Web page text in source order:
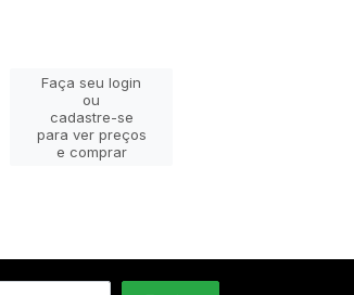
Faça seu login
ou
cadastre-se
para ver preços
e comprar